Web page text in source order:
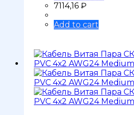
7114,16 ₽
Add to cart